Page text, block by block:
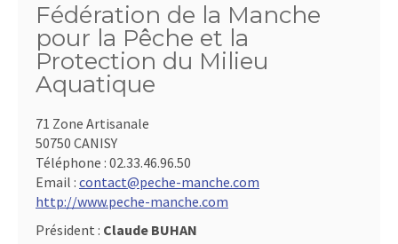
Fédération de la Manche
pour la Pêche et la
Protection du Milieu
Aquatique
71 Zone Artisanale
50750 CANISY
Téléphone : 02.33.46.96.50
Email : contact@peche-manche.com
http://www.peche-manche.com
Président : Claude BUHAN